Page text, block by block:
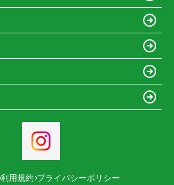
利用規約 プライバシーポリシー